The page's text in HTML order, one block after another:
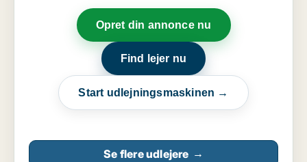
Opret din annonce nu
Find lejer nu
Start udlejningsmaskinen →
Se flere udlejere →